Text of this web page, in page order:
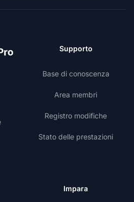
Supporto
Base di conoscenza
Area membri
Registro modifiche
Stato delle prestazioni
Impara